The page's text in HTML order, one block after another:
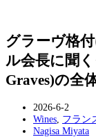
グラーヴ格
ル会長に聞く
Graves)の全
2026-6-2
Wines フラン
Nagisa Miyata